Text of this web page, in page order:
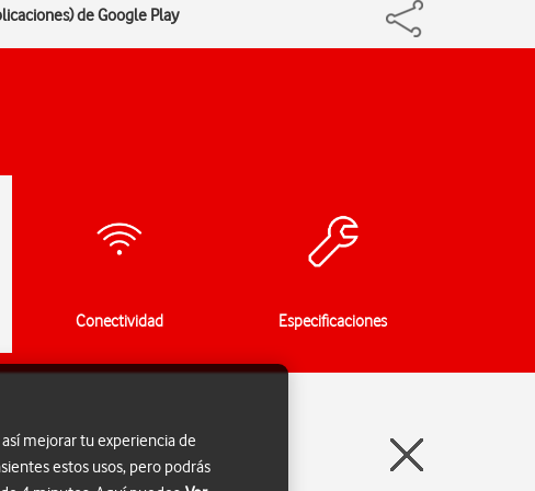
de Google Play
Conectividad Especificaciones
mejorar tu experiencia de
estos usos, pero podrás